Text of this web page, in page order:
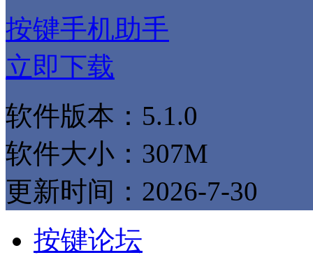
按键手机助手
立即下载
软件版本：5.1.0
软件大小：307M
更新时间：2026-7-30
按键论坛